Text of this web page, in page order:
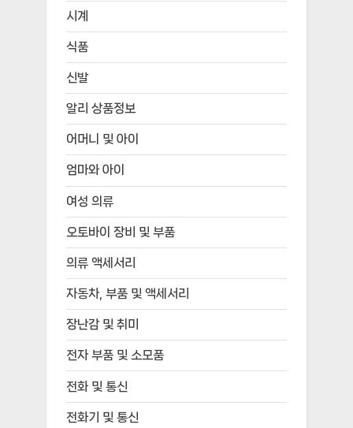
시계
식품
신발
알리 상품정보
어머니 및 아이
엄마와 아이
여성 의류
오토바이 장비 및 부품
의류 액세서리
자동차, 부품 및 액세서리
장난감 및 취미
전자 부품 및 소모품
전화 및 통신
전화기 및 통신